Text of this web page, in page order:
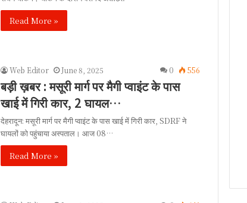
Read More »
Web Editor June 8, 2025 0 556
बड़ी ख़बर : मसूरी मार्ग पर मैगी प्वाइंट के पास
खाई में गिरी कार, 2 घायल…
देहरादून: मसूरी मार्ग पर मैगी प्वाइंट के पास खाई में गिरी कार, SDRF ने
घायलों को पहुंचाया अस्पताल। आज 08…
Read More »